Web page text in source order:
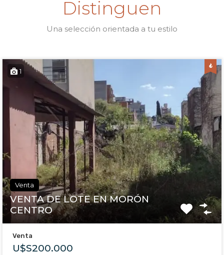
Distinguen
Una selección orientada a tu estilo
1
Venta
VENTA DE LOTE EN MORÓN
CENTRO
Venta
U$S200.000